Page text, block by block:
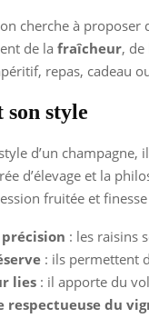
cherche à
de la fraîcheur, de
repas, cadeau
style
d’un champagne,
d’élevage et la
fruitée et
: les raisins
: ils permettent
lies : il apporte du
respectueuse du